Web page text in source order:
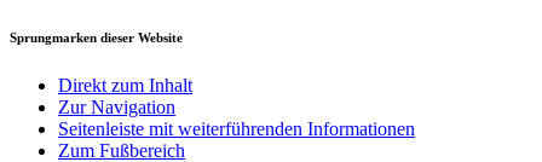
Sprungmarken dieser Website
Direkt zum Inhalt
Zur Navigation
Seitenleiste mit weiterführenden Informationen
Zum Fußbereich